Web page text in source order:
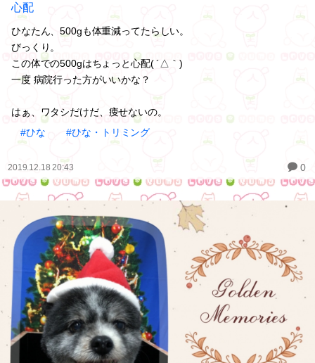
心配
ひなたん、500gも体重減ってたらしい。
びっくり。
この体での500gはちょっと心配( ´△｀)
一度 病院行った方がいいかな？
はぁ、ワタシだけだ、痩せないの。
#ひな
#ひな・トリミング
2019.12.18 20:43 0